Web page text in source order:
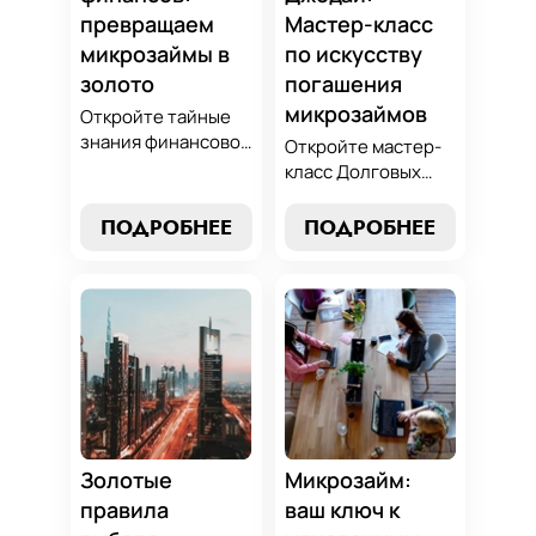
превращаем
микрозаймы в
золото
Откройте тайные
знания финансовой
превращать
обязательства по
золотые
возможности.
Погрузитесь в мир
умного управления
долгами с нашим
практическим
руководством.
ПОДРОБНЕЕ
Мастер-класс
по искусству
погашения
микрозаймов
Откройте мастер-
класс Долговых
погашению
финансового
равновесия.
Узнайте, как
управлять долгами
и достичь
финансовой
гармонии, следуя
нашим
проверенным
стратегиям.
ПОДРОБНЕЕ
Золотые
правила
Микрозайм:
ваш ключ к